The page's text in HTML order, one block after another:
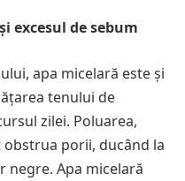
excesul de sebum
apa micelară este și
tenului de
zilei. Poluarea,
porii, ducând la
negre. Apa micelară